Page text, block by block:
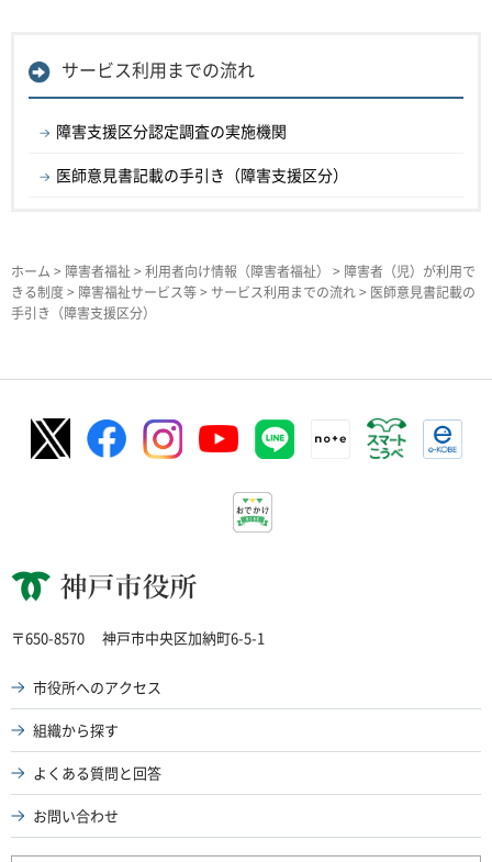
サービス利用までの流れ
障害支援区分認定調査の実施機関
医師意見書記載の手引き（障害支援区分）
ホーム > 障害者福祉 > 利用者向け情報（障害者福祉） > 障害者（児）が利用で
きる制度 > 障害福祉サービス等> サービス利用までの流れ> 医師意見書記載の
手引き（障害支援区分）
神戸市役所
〒650-8570 神戸市中央区加納町6-5-1
市役所へのアクセス
組織から探す
よくある質問と回答
お問い合わせ